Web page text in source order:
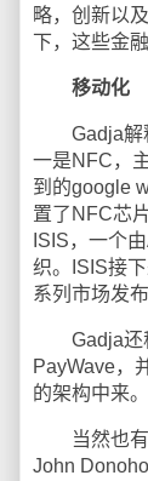
略，创新以
下，这些金
移动化
Gadja解释
一是NFC，
到的google
置了NFC芯
ISIS，一个
织。ISIS接
系列市场发布
Gadja还称
PayWave，
的架构中来。
当然也有
John